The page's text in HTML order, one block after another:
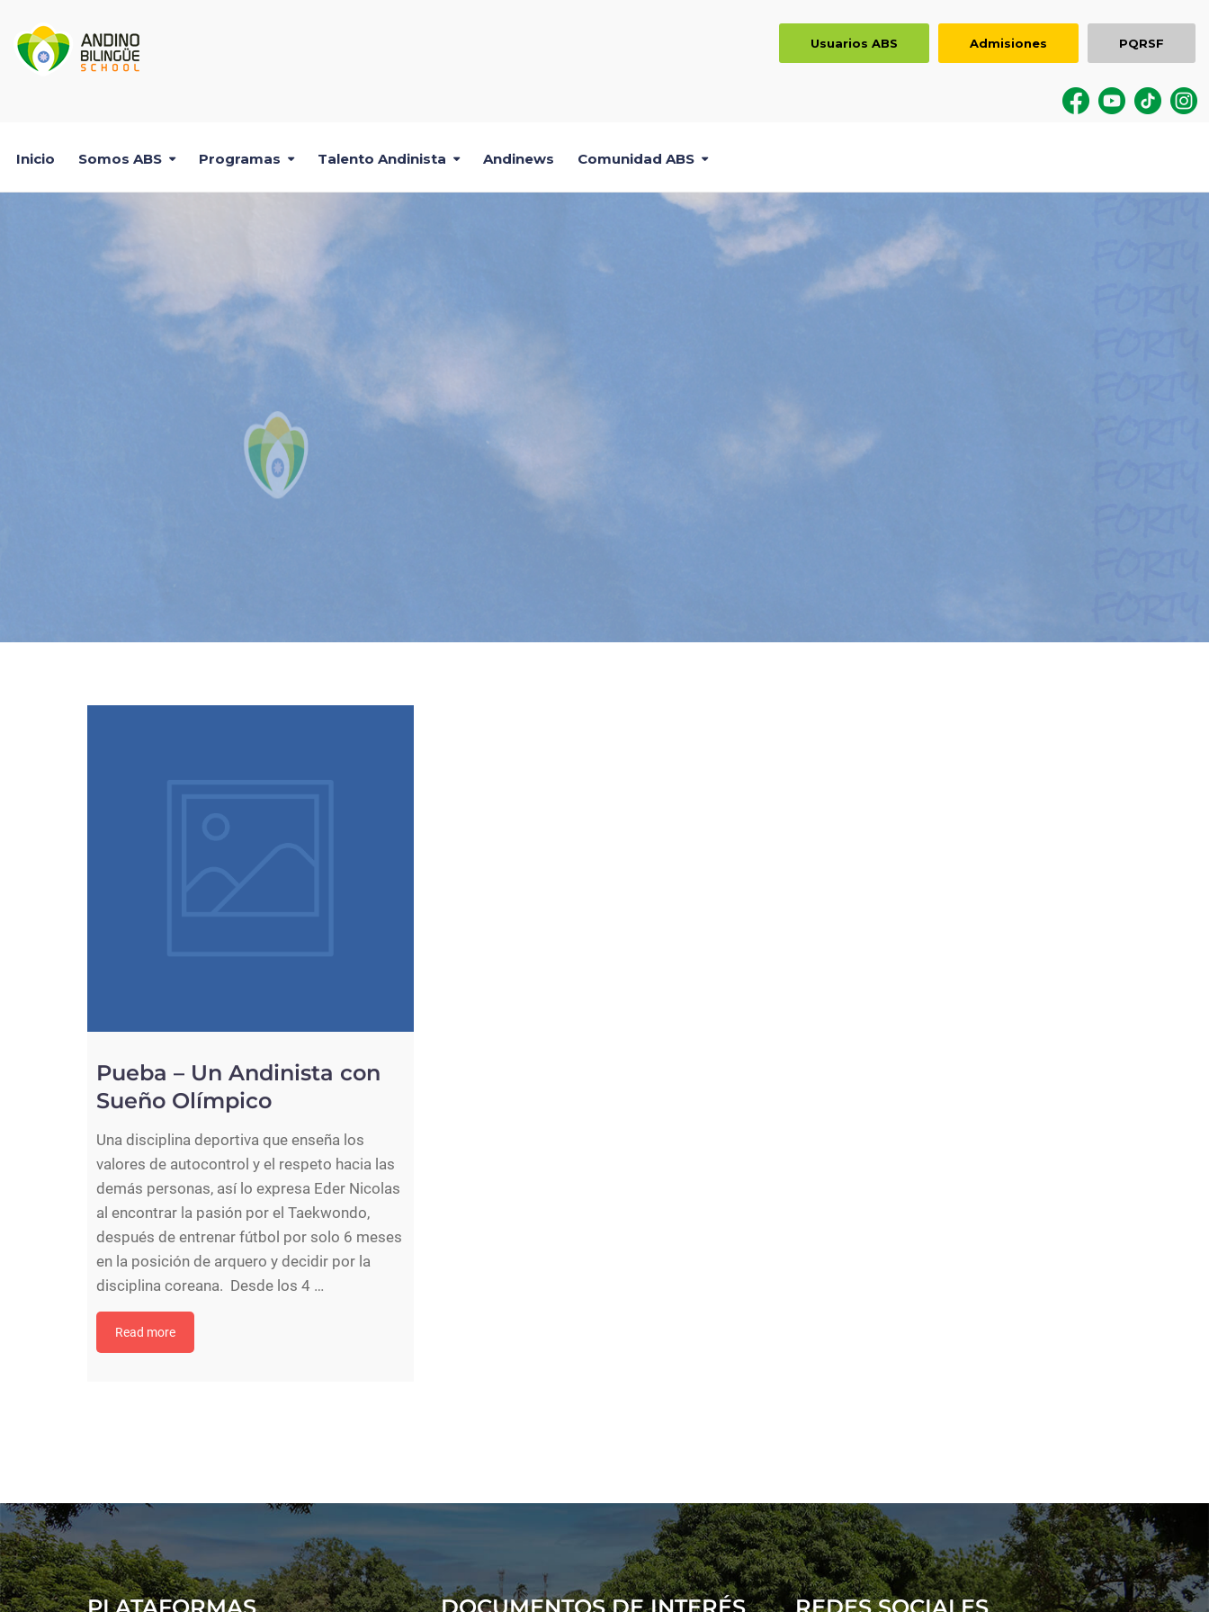
Usuarios ABS Admisiones PQRSF
Inicio Somos ABS Programas Talento Andinista Andinews Comunidad ABS
Pueba – Un Andinista con
Sueño Olímpico
Una disciplina deportiva que enseña los
valores de autocontrol y el respeto hacia las
demás personas, así lo expresa Eder Nicolas
al encontrar la pasión por el Taekwondo,
después de entrenar fútbol por solo 6 meses
en la posición de arquero y decidir por la
disciplina coreana. Desde los 4 …
Read more